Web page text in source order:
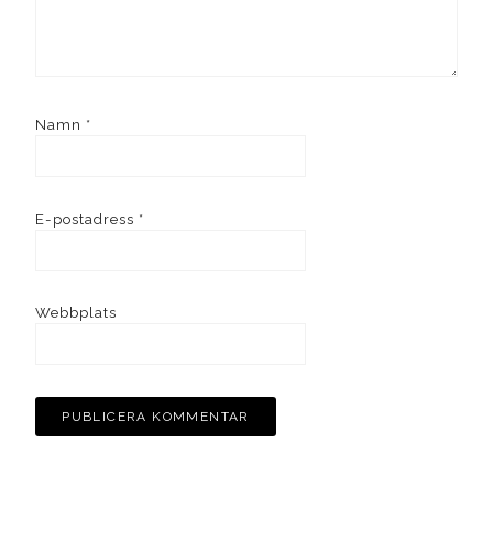
Namn *
E-postadress *
Webbplats